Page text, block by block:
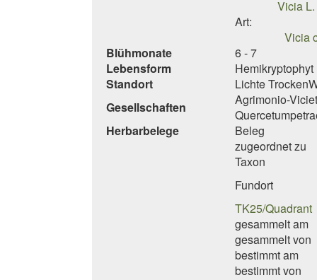
Vicia
Art:
Vicia
Blühmonate
6 - 7
Lebensform
Standort
Lichte
Gesellschaften
Agrimonio-
Herbarbelege
Beleg
zugeordnet zu
Taxon
Fundort
TK25/Quadrant
gesammelt am
gesammelt von
bestimmt am
bestimmt von